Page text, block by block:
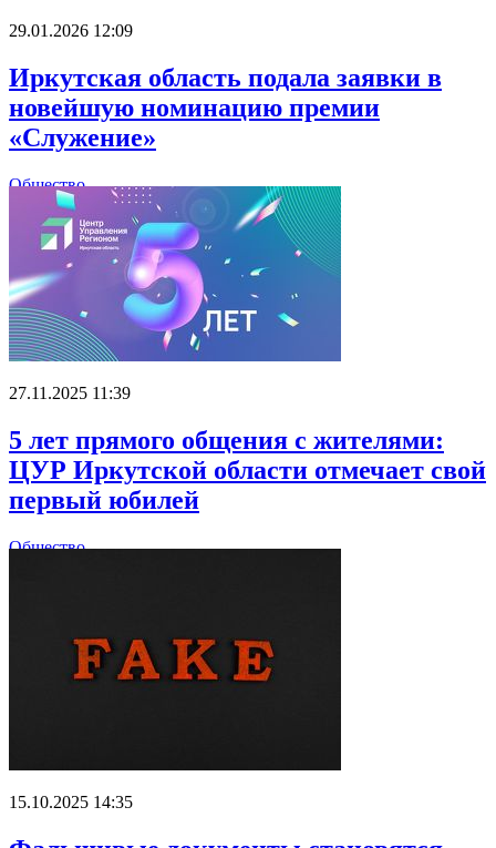
29.01.2026 12:09
Иркутская область подала заявки в
новейшую номинацию премии
«Служение»
Общество
27.11.2025 11:39
5 лет прямого общения с жителями:
ЦУР Иркутской области отмечает свой
первый юбилей
Общество
15.10.2025 14:35